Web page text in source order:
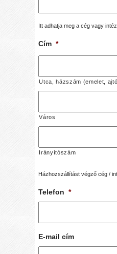
Itt adhatja meg a cég vagy
Cím *
Utca, házszám (emelet,
Város
Irányítószám
Házhozszállítást végző cég /
Telefon *
E-mail cím